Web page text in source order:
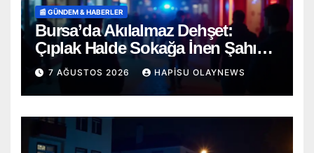
📰 GÜNDEM & HABERLER
Bursa’da Akılalmaz Dehşet:
Çıplak Halde Sokağa İnen Şahıs
Terör Estirdi!
7 AĞUSTOS 2026 HAPISU OLAYNEWS